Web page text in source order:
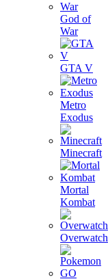
God of
War
GTA V
Metro
Exodus
Minecraft
Mortal
Kombat
Overwatch